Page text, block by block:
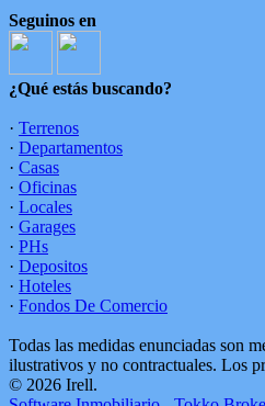
Seguinos en
¿Qué estás buscando?
· Terrenos
· Departamentos
· Casas
· Oficinas
· Locales
· Garages
· PHs
· Depositos
· Hoteles
· Fondos De Comercio
Todas las medidas enunciadas son
ilustrativos y no contractuales. Los
© 2026 Irell.